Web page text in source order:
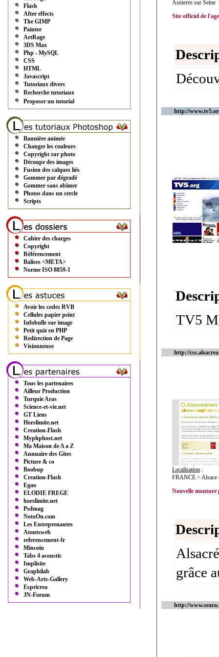
Flash
After effects
The GIMP
Painter
ArtRage
3DS Max
Php - MySQL
CSS
HTML
Javascript
Tutoriaux divers
Recherche tutoriaux
Proposer un tutorial
Bannière animée
Changer les couleurs
Copyright sur photo
Découpe des images
Fusion des calques liés
Gommer par dégradé
Gommer sans abîmer
Photos dans un cercle
Scripts
Cahier des charges
Copyright
Référencement
Balises <META>
Norme ISO 8859-1
Avoir les codes RVB
Cellules papier peint
Infobulle sur image
Petit quiz en PHP
Redirection de Page
Visionneuse
Tous les partenaires
Ailleur Production
Turquie Aras
Science-et-vie.net
GT Liens
Horslimite.net
Creation-Flash
Myphphost.net
Ma Maison de A a Z
Annuaire des Gites
Picture & co
Boobup
Creation-Flash
Egao
ELODIE FREGE
horslimite.net
Psdmag
NotoOn.com
Les Entreprenautes
Atoutsweb
referencement-fr
Mincoin
Tabs 4 acoustic
Implisite
Graphilab
Web-Arts-Gallery
Espricrea
JN-Forum
Asnieres sur Seine
Site officiel de
http://
TV5
http://
Localisation :
FRANCE > Alsace
Nouvelle mouture
grâce
http://